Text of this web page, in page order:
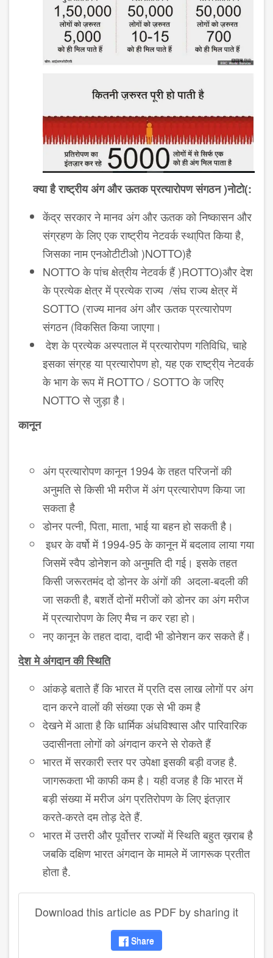
क्या हैराष्ट्रीय अंग और ऊतक प्रत्यारोपण संगठन(नोटो):
केंद्र सरकार ने मानव अंग और ऊतक को निष्कासन और
संग्रहण के लिए एक राष्ट्रीय नेटवर्क स्था्पित किया है,
जिसका नाम एनओटीटीओ(NOTTO)है
NOTTO के पांच क्षेत्रीय नेटवर्क हैं(ROTTO)और देश
के प्रत्येक क्षेत्र में प्रत्येक राज्य /संघ राज्य क्षेत्र में
SOTTO (राज्य मानव अंग और ऊतक प्रत्यारोपण
संगठन)विकसित किया जाएगा।
देश के प्रत्येक अस्पताल में प्रत्यारोपण गतिविधि, चाहे
इसका संग्रह या प्रत्यारोपण हो, यह एक राष्ट्री्य नेटवर्क
के भाग के रूप में ROTTO / SOTTO के जरिए
NOTTO से जुड़ा है।
कानून
अंग प्रत्यारोपण कानून 1994 के तहत परिजनों की
अनुमति से किसी भी मरीज में अंग प्रत्यारोपण किया जा
सकता है
डोनर पत्नी, पिता, माता, भाई या बहन हो सकती है।
इधर के वर्षो में 1994-95 के कानून में बदलाव लाया गया
जिसमें स्वैप डोनेशन को अनुमति दी गई। इसके तहत
किसी जरूरतमंद दो डोनर के अंगों की अदला-बदली की
जा सकती है, बशर्ते दोनों मरीजों को डोनर का अंग मरीज
में प्रत्यारोपण के लिए मैच न कर रहा हो।
नए कानून के तहत दादा, दादी भी डोनेशन कर सकते हैं।
देश मे अंगदान की स्थिति
आंकड़े बताते हैं कि भारत में प्रति दस लाख लोगों पर अंग
दान करने वालों की संख्या एक से भी कम है
देखने में आता है कि धार्मिक अंधविश्वास और पारिवारिक
उदासीनता लोगों को अंगदान करने से रोकते हैं
भारत में सरकारी स्तर पर उपेक्षा इसकी बड़ी वजह है.
जागरूकता भी काफी कम है । यही वजह है कि भारत में
बड़ी संख्या में मरीज अंग प्रतिरोपण के लिए इंतज़ार
करते-करते दम तोड़ देते हैं.
भारत में उत्तरी और पूर्वोत्तर राज्यों में स्थिति बहुत ख़राब है
जबकि दक्षिण भारत अंगदान के मामले में जागरूक प्रतीत
होता है.
Download this article as PDF by sharing it
Share